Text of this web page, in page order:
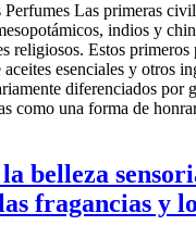
Las primeras
indios y
religiosos. Estos primeros
esenciales y otros
diferenciados por
como una forma de
belleza
fragancias y